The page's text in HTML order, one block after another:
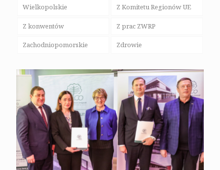
Wielkopolskie Z Komitetu Regionów UE
Z konwentów Z prac ZWRP
Zachodniopomorskie Zdrowie